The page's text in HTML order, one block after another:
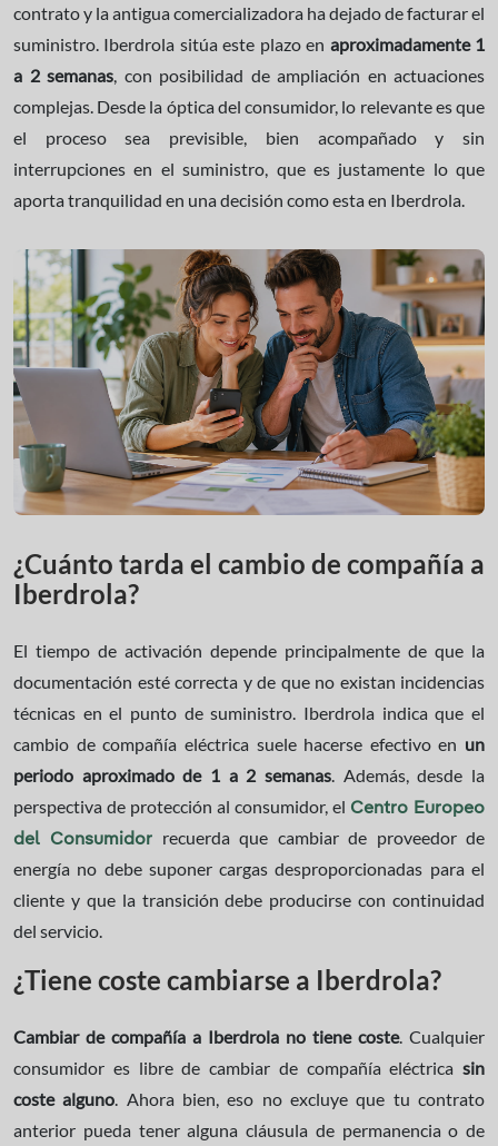
contrato y la antigua comercializadora ha dejado de facturar el
suministro. Iberdrola sitúa este plazo en aproximadamente 1
a 2 semanas, con posibilidad de ampliación en actuaciones
complejas. Desde la óptica del consumidor, lo relevante es que
el proceso sea previsible, bien acompañado y sin
interrupciones en el suministro, que es justamente lo que
aporta tranquilidad en una decisión como esta en Iberdrola.
¿Cuánto tarda el cambio de compañía a
Iberdrola?
El tiempo de activación depende principalmente de que la
documentación esté correcta y de que no existan incidencias
técnicas en el punto de suministro. Iberdrola indica que el
cambio de compañía eléctrica suele hacerse efectivo en un
periodo aproximado de 1 a 2 semanas. Además, desde la
perspectiva de protección al consumidor, el Centro Europeo
del Consumidor
recuerda que cambiar de proveedor de
energía no debe suponer cargas desproporcionadas para el
cliente y que la transición debe producirse con continuidad
del servicio.
¿Tiene coste cambiarse a Iberdrola?
Cambiar de compañía a Iberdrola no tiene coste. Cualquier
consumidor es libre de cambiar de compañía eléctrica sin
coste alguno. Ahora bien, eso no excluye que tu contrato
anterior pueda tener alguna cláusula de permanencia o de